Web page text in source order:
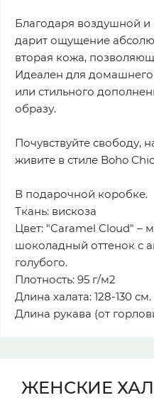
Благодаря воздушной и
дарит ощущение
вторая кожа,
Идеален для домашнего
или стильного
образу.
Почувствуйте свободу,
живите в стиле Boho
В подарочной коробке.
Ткань: вискоза
Цвет: "Caramel Cloud" –
шоколадный оттенок с
голубого.
Плотность: 95 г/м2
Длина халата: 128-130 см.
Длина рукава (от
ЖЕНСКИЕ